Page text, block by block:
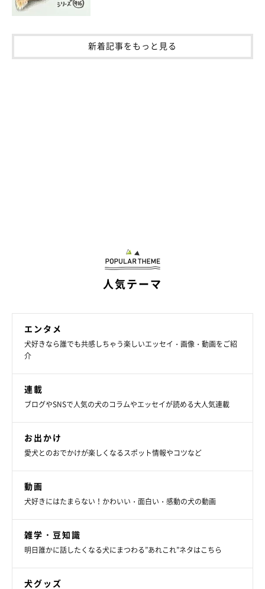
@himu_0902
生後5カ月になり、さまざまな一面を見せている白兎くん。これ
からの成長について、飼い主さんはこう語っていました。
は人一倍あって
まだまだ注意しないといけない場面もありますが、とりあえず健
れからの成長が楽しみです」
新着記事をもっと見る
人気テーマ
エンタメ
犬好きなら誰でも共感しちゃう楽しいエッセイ・画像・動画をご紹
介
連載
ブログやSNSで人気の犬のコラムやエッセイが読める大人気連載
お出かけ
愛犬とのおでかけが楽しくなるスポット情報やコツなど
動画
犬好きにはたまらない！かわいい・面白い・感動の犬の動画
雑学・豆知識
明日誰かに話したくなる犬にまつわる”あれこれ”ネタはこちら
犬グッズ